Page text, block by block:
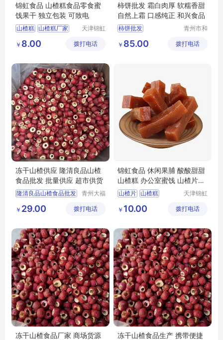
锦虹食品 山楂糕食品零食蜜
饯果干 独立包装 可致电
山楂糕 山楂糕厂家
山楂糕批发
天津锦虹
公司
￥ 8.00 拨打电话
柿饼批发 霜白肉厚 软糯香甜
自然上霜 口感纯正 和兴食品
柿饼批发
青州市和
限公司
￥ 85.00 拨打电话
冻干山楂供应 隆清良品山楂
食品批发 批量供应 超市供货
隆清良品山楂食品批发
休闲零食批发
休闲食品批发
青州大福
展有限公
￥ 29.00 拨打电话
锦虹食品 休闲果脯 酸酸甜甜
山楂糕 办公室蜜饯 山楂片零
食
山楂片 山楂糕
山楂糕厂家
天津锦虹
公司
￥ 10.00 拨打电话
冻干山楂食品厂家 商场货源
冻干山楂食品生产 携带便捷